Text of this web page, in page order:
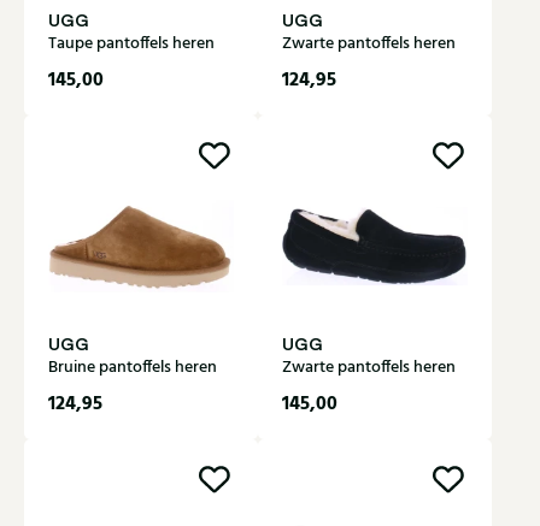
UGG
Taupe pantoffels heren
145,00
UGG
Zwarte pantoffels heren
124,95
UGG
Bruine pantoffels heren
124,95
UGG
Zwarte pantoffels heren
145,00